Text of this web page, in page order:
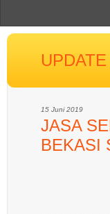
UPDATE
15 Juni 2019
JASA
BEKASI